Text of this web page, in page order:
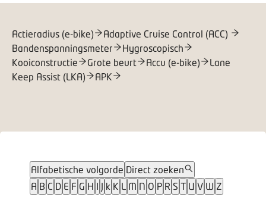
Actieradius (e-bike)
Adaptive Cruise Control (ACC)
Bandenspanningsmeter
Hygroscopisch
Kooiconstructie
Grote beurt Accu (e-bike)
Lane
Keep Assist (LKA)
APK
Alfabetische volgorde Direct zoeken
A B C D E F G H I J k K L M N O P R S T U V W Z